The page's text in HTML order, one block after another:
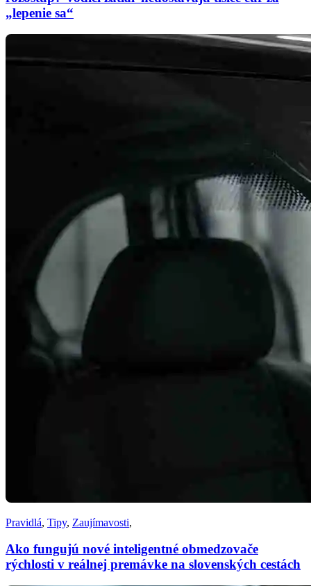
„lepenie sa“
Pravidlá, Tipy, Zaujímavosti,
Ako fungujú nové inteligentné obmedzovače
rýchlosti v reálnej premávke na slovenských cestách